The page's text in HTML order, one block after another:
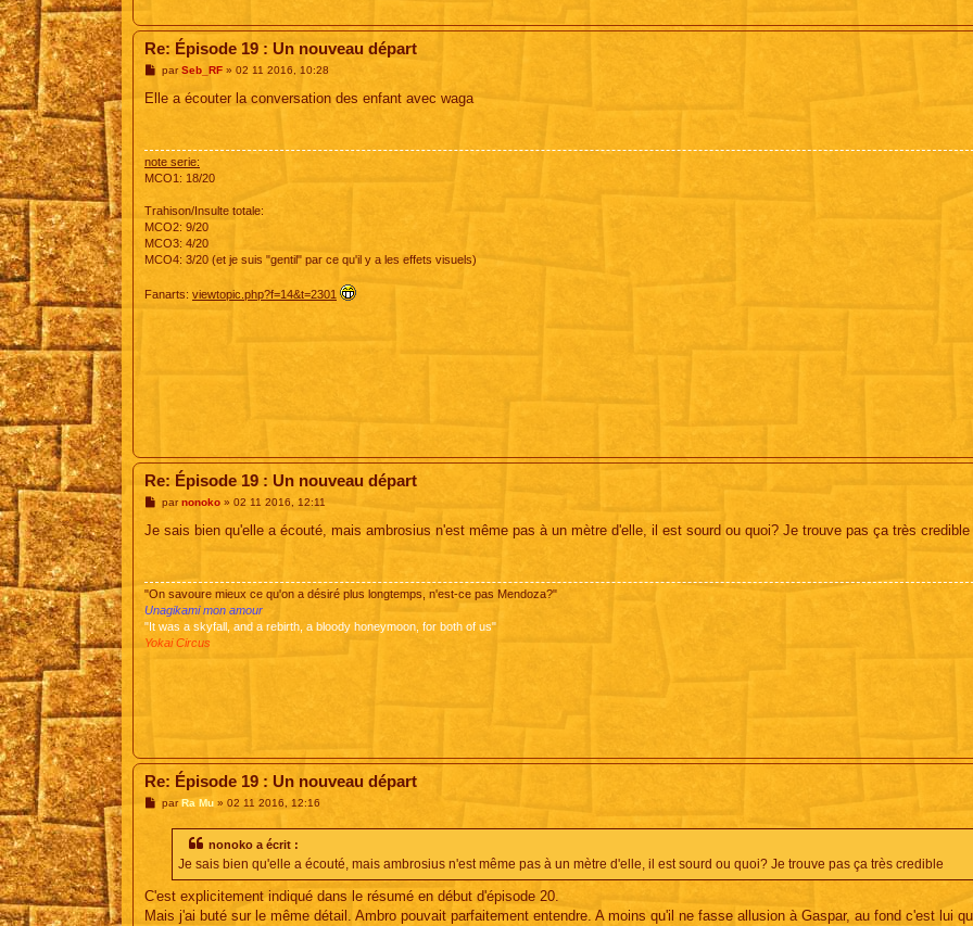
Re: Épisode 19 : Un nouveau départ
M
s
parSeb_RF» 02 11 2016, 10:28
Elle a écouter la conversation des enfant avec waga
note serie:
MCO1: 18/20
Trahison/Insulte totale:
MCO2: 9/20
MCO3: 4/20
MCO4: 3/20 (et je suis "gentil" par ce qu'il y a les effets visuels)
Fanarts: viewtopic.php?f=14&t=2301
Re: Épisode 19 : Un nouveau départ
M
s
par nonoko» 02 11 2016, 12:11
Je sais bien qu'elle a écouté, mais ambrosius n'est même pas à un mètre d'elle, il est sourd ou quoi? Je trouve pas ça très credible
"On savoure mieux ce qu'on a désiré plus longtemps, n'est-ce pas Mendoza?"
Unagikami mon amour
"It was a skyfall, and a rebirth, a bloody honeymoon, for both of us"
Yokai Circus
Re: Épisode 19 : Un nouveau départ
MparRa Mu» 02 11 2016, 12:16
nonoko a écrit :
Je sais bien qu'elle a écouté, mais ambrosius n'est même pas à un mètre d'elle, il est sourd ou quoi? Je trouve pas ça très credible
C'est explicitement indiqué dans le résumé en début d'épisode 20.
Mais j'ai buté sur le même détail. Ambro pouvait parfaitement entendre. A moins qu'il ne fasse allusion à Gaspar, au fond c'est lui